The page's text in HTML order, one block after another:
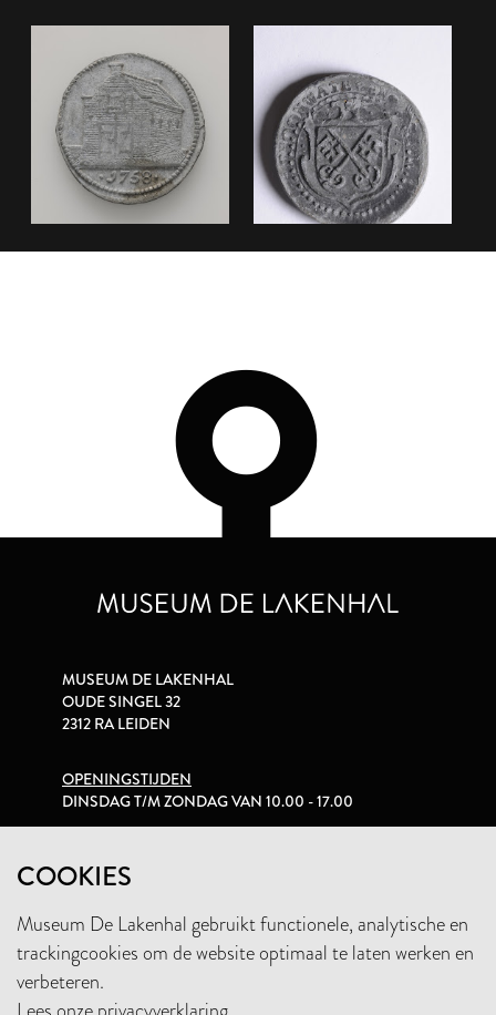
COOKIES
Museum De Lakenhal gebruikt functionele, analytische en
trackingcookies om de website optimaal te laten werken en
verbeteren.
MUSEUM DE LAKENHAL
OUDE SINGEL 32
2312 RA LEIDEN
OPENINGSTIJDEN
DINSDAG T/M ZONDAG VAN 10.00 - 17.00
+31 (0)71 5165360
INFO@LAKENHAL.NL